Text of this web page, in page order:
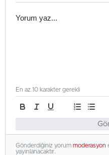
En az 10 karakter gerekli
Gönderdiğiniz yorum moderasyon
yayınlanacaktır.